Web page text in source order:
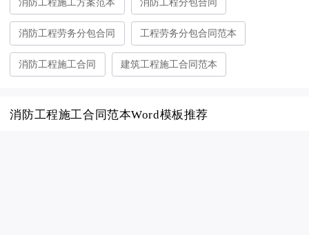
消防工程施工方案范本 消防工程分包合同
消防工程劳务分包合同 工程劳务分包合同范本
消防工程施工合同 建筑工程施工合同范本
消防工程施工合同范本Word模板推荐